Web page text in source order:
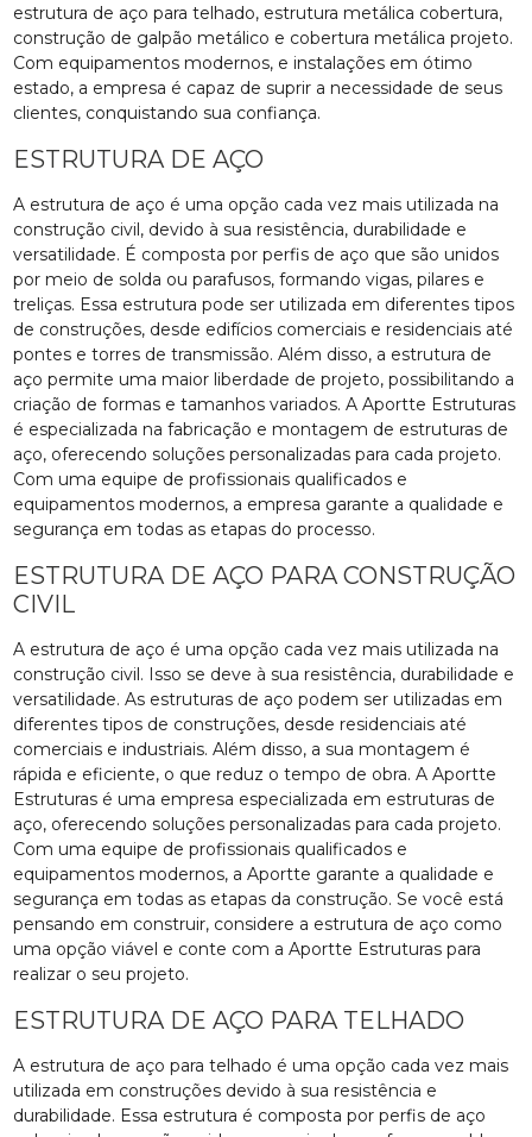
estrutura de aço para telhado, estrutura metálica cobertura,
construção de galpão metálico e cobertura metálica projeto.
Com equipamentos modernos, e instalações em ótimo
estado, a empresa é capaz de suprir a necessidade de seus
clientes, conquistando sua confiança.
ESTRUTURA DE AÇO
A estrutura de aço é uma opção cada vez mais utilizada na
construção civil, devido à sua resistência, durabilidade e
versatilidade. É composta por perfis de aço que são unidos
por meio de solda ou parafusos, formando vigas, pilares e
treliças. Essa estrutura pode ser utilizada em diferentes tipos
de construções, desde edifícios comerciais e residenciais até
pontes e torres de transmissão. Além disso, a estrutura de
aço permite uma maior liberdade de projeto, possibilitando a
criação de formas e tamanhos variados. A Aportte Estruturas
é especializada na fabricação e montagem de estruturas de
aço, oferecendo soluções personalizadas para cada projeto.
Com uma equipe de profissionais qualificados e
equipamentos modernos, a empresa garante a qualidade e
segurança em todas as etapas do processo.
ESTRUTURA DE AÇO PARA CONSTRUÇÃO
CIVIL
A estrutura de aço é uma opção cada vez mais utilizada na
construção civil. Isso se deve à sua resistência, durabilidade e
versatilidade. As estruturas de aço podem ser utilizadas em
diferentes tipos de construções, desde residenciais até
comerciais e industriais. Além disso, a sua montagem é
rápida e eficiente, o que reduz o tempo de obra. A Aportte
Estruturas é uma empresa especializada em estruturas de
aço, oferecendo soluções personalizadas para cada projeto.
Com uma equipe de profissionais qualificados e
equipamentos modernos, a Aportte garante a qualidade e
segurança em todas as etapas da construção. Se você está
pensando em construir, considere a estrutura de aço como
uma opção viável e conte com a Aportte Estruturas para
realizar o seu projeto.
ESTRUTURA DE AÇO PARA TELHADO
A estrutura de aço para telhado é uma opção cada vez mais
utilizada em construções devido à sua resistência e
durabilidade. Essa estrutura é composta por perfis de aço